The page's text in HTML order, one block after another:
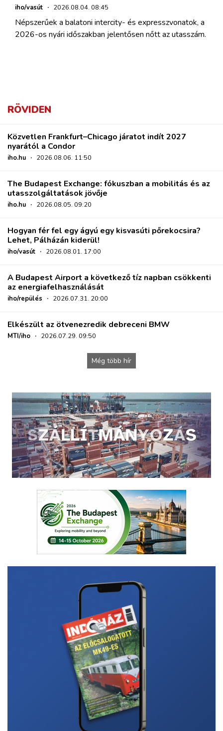
iho/vasút · 2026.08.04. 08:45
Népszerűek a balatoni intercity- és expresszvonatok, a
2026-os nyári időszakban jelentősen nőtt az utasszám.
RÖVIDEN
Közvetlen Frankfurt–Chicago járatot indít 2027
nyarától a Condor
iho.hu · 2026.08.06. 11:50
The Budapest Exchange: fókuszban a mobilitás és az
utasszolgáltatások jövője
iho.hu · 2026.08.05. 09:20
Hogyan fér fel egy ágyú egy kisvasúti pőrekocsira?
Lehet, Pálházán kiderül!
iho/vasút · 2026.08.01. 17:00
A Budapest Airport a következő tíz napban csökkenti
az energiafelhasználását
iho/repülés · 2026.07.31. 20:00
Elkészült az ötvenezredik debreceni BMW
MTI/iho · 2026.07.29. 09:50
Még több hír